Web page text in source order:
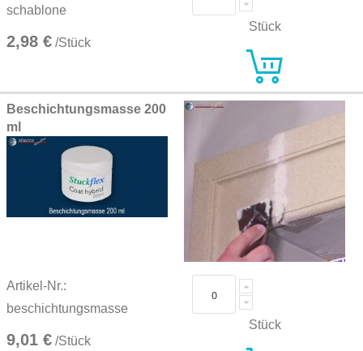
schablone
2,98 € /Stück
Stück
Beschichtungsmasse 200
ml
Artikel-Nr.:
beschichtungsmasse
9,01 € /Stück
Stück